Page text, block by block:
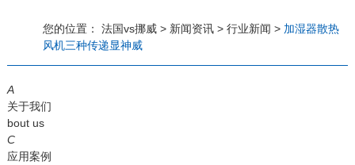
应用案例
工程案例
解决方案
新闻资讯
法国vs挪威
行业资讯
常见问题
法国vs挪威-世界杯赛事平台
您的位置： 法国vs挪威> 新闻资讯> 行业新闻 > 加湿器散热
风机三种传递显神威
A
关于我们
bout us
C
应用案例